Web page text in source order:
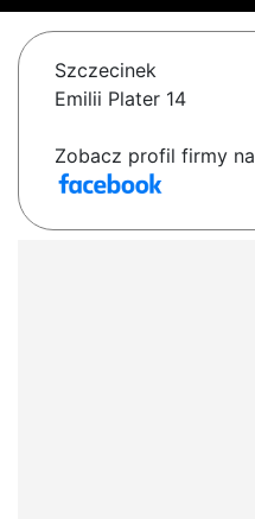
Szczecinek
Emilii Plater 14
Zobacz profil firmy na